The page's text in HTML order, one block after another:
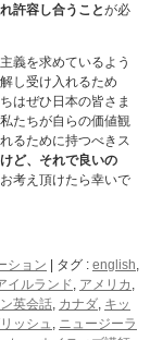
許容し合うことが必
義を求めているよう
し受け入れるため
はぜひ日本の皆さま
たちが自らの価値観
るために持つべきス
ど、それで良いの
考え頂けたら幸いで
ション | タグ : english
イルランド アメリカ
英会話 カナダ キッ
ッシュ
ニュージーラ